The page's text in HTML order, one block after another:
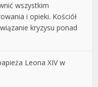
wszystkim
i opieki. Kościół
kryzysu ponad
Leona XIV w